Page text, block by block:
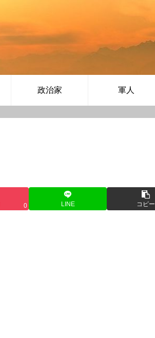
政治家 軍人
0 LINE コピー